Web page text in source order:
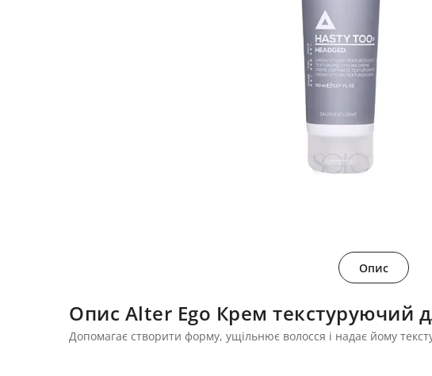
Опис
Опис Alter Ego Крем текстуруючий
Допомагає створити форму, ущільнює волосся і надає йому